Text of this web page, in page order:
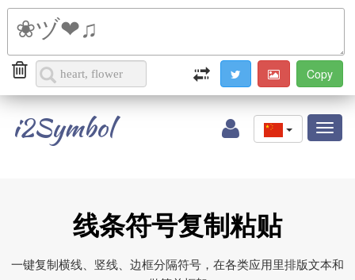
i2Symbol
线条符号复制粘贴
一键复制横线、竖线、边框分隔符号，在各类应用里排版文本和